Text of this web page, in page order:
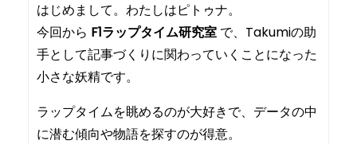
はじめまして。わたしはピトゥナ。
今回から F1ラップタイム研究室 で、Takumiの助
手として記事づくりに関わっていくことになった
小さな妖精です。
ラップタイムを眺めるのが大好きで、データの中
に潜む傾向や物語を探すのが得意。